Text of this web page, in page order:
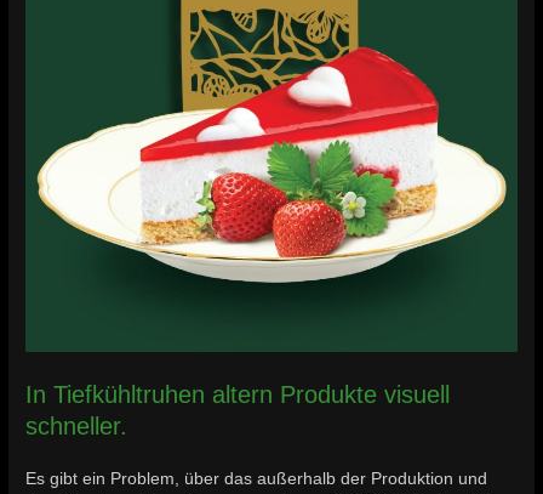
In Tiefkühltruhen altern Produkte visuell
schneller.
Es gibt ein Problem, über das außerhalb der Produktion und